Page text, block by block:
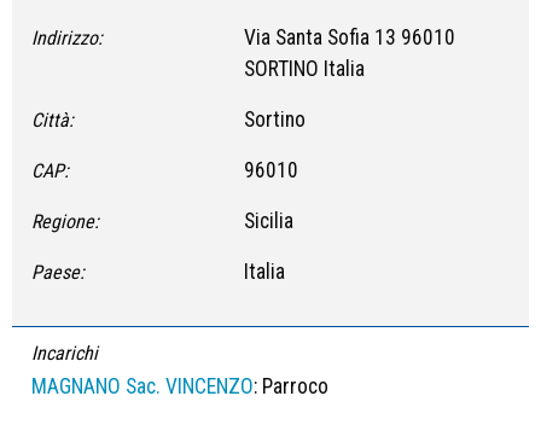
Indirizzo:
Via Santa Sofia 13 96010
SORTINO Italia
Città: Sortino
CAP: 96010
Regione: Sicilia
Paese: Italia
Incarichi
MAGNANO Sac. VINCENZO: Parroco